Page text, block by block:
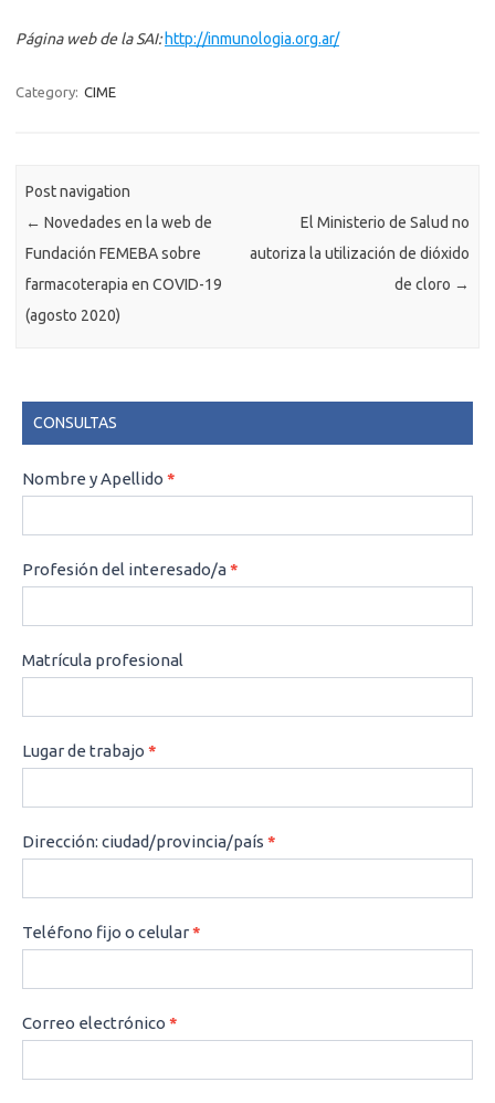
Página web de la SAI:http://inmunologia.org.ar/
Category: CIME
Post navigation
← Novedades en la web de
Fundación FEMEBA sobre
farmacoterapia en COVID-19
(agosto 2020)
El Ministerio de Salud no
autoriza la utilización de dióxido
de cloro →
CONSULTAS
CONSULTAS
Nombre y Apellido *
Profesión del interesado/a*
Matrícula profesional
Lugar de trabajo *
Dirección: ciudad/provincia/país *
Teléfono fijo o celular*
Correo electrónico *